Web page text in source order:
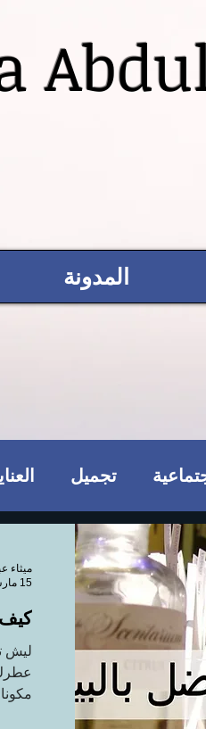
المدونة
تجميل
مكملات غذائية
فاشن و عطور
ميثاء
15 مارس 2019
ليش